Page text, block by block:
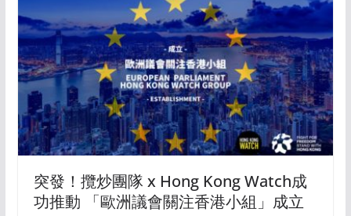
突發！攬炒團隊 x Hong Kong Watch成
功推動 「歐洲議會關注香港小組」成立